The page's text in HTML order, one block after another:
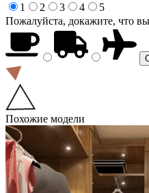
1
2 3 4
5
Пожалуйста, докажите, что
Похожие модели